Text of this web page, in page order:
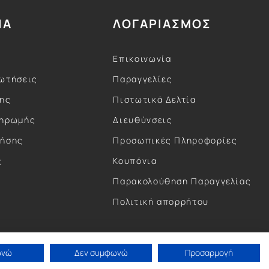
ΛΟΓΑΡΙΑΣΜΟΣ
Επικοινωνία
Παραγγελίες
Πιστωτικά Δελτία
Διευθύνσεις
Προσωπικές Πληροφορίες
Κουπόνια
Παρακολούθηση Παραγγελίας
Πολιτική απορρήτου
Δεν συμφωνώ Προσαρμογή